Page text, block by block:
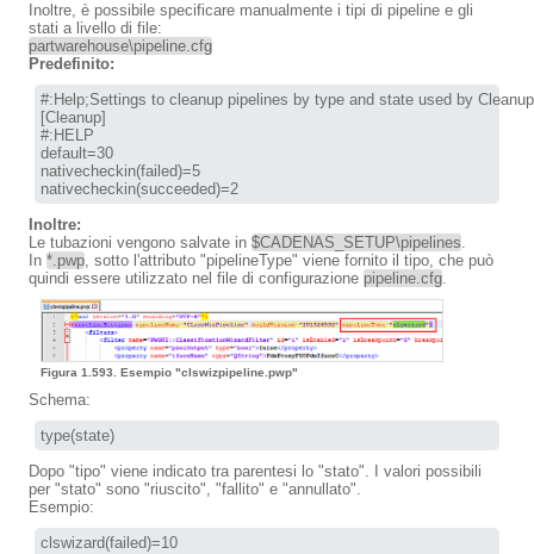
Inoltre, è possibile specificare manualmente i tipi di pipeline e gli
stati a livello di file:
partwarehouse\pipeline.cfg
Predefinito:
#:Help;Settings to cleanup pipelines by type and state used by
[Cleanup]
#:HELP
default=30
nativecheckin(failed)=5
Inoltre:
Le tubazioni vengono salvate in $CADENAS_SETUP\pipelines.
In *.pwp, sotto l'attributo "pipelineType" viene fornito il tipo, che può
quindi essere utilizzato nel file di configurazione pipeline.cfg.
Figura 1.593. Esempio "clswizpipeline.pwp"
Schema:
type(state)
Dopo "tipo" viene indicato tra parentesi lo "stato". I valori possibili
per "stato" sono "riuscito", "fallito" e "annullato".
Esempio:
clswizard(failed)=10